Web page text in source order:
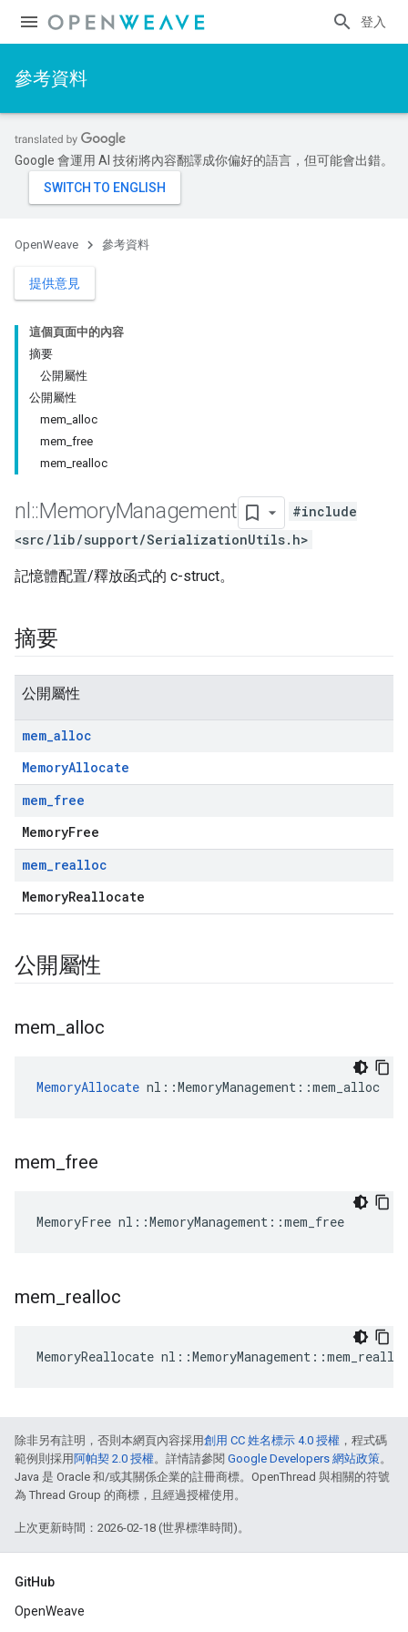
登入
參考資料
Google 會運用 AI 技術將內容翻譯成你偏好的語言，但可能會出錯。
OpenWeave 參考資料
提供意見
這個頁面中的內容
摘要
公開屬性
公開屬性
mem_alloc
mem_free
mem_realloc
nl ::MemoryManagement
#include
<src/lib/support/SerializationUtils.h>
記憶體配置/釋放函式的 c-struct。
摘要
公開屬性
mem_alloc
MemoryAllocate
mem_free
MemoryFree
mem_realloc
MemoryReallocate
公開屬性
mem alloc
MemoryAllocate nl::MemoryManagement::mem_alloc
mem free
MemoryFree nl::MemoryManagement::mem_free
mem realloc
MemoryReallocate nl::MemoryManagement::mem_realloc
除非另有註明，否則本網頁內容採用創用 CC 姓名標示 4.0 授權 ，程式碼
範例則採用 阿帕契 2.0 授權。詳情請參閱 Google Developers 網站政策。
Java 是 Oracle 和/或其關係企業的註冊商標。OpenThread 與相關的符號
為 Thread Group 的商標，且經過授權使用。
上次更新時間：2026-02-18 (世界標準時間)。
GitHub
OpenWeave